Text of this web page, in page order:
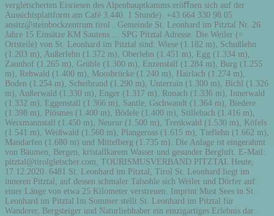
vergletscherten Eisriesen des Alpenhauptkamms eröﬀnen sich auf der
Aussichtsplattform am Café 3.440. 1 Stunde). +43 664 330 98 05
ansitz@steinbockzentrum.tirol . Gemeinde St. Leonhard im Pitztal Nr. 26
Jahre 15 Einsätze KM Sautens ... SPG Pitztal Adresse. Die Weiler (=
Ortsteile) von St. Leonhard im Pitztal sind: Wiese (1.182 m), Schußlehn
(1.203 m), Außerlehn (1.372 m), Oberlehn (1.451 m), Egg (1.334 m),
Zaunhof (1.265 m), Grüble (1.300 m), Enzenstall (1.284 m), Burg (1.255
m), Rehwald (1.400 m), Moosbrücke (1.240 m), Hairlach (1.274 m),
Boden (1.254 m), Scheibrand (1.290 m), Unterrain (1.300 m), Bichl (1.326
m), Außerwald (1.330 m), Enger (1.317 m), Ronach (1.336 m), Innerwald
(1.332 m), Eggenstall (1.366 m), Santle, Gschwandt (1.364 m), Biedere
(1.398 m), Piösmes (1.400 m), Bödele (1.400 m), Stillebach (1.416 m),
Weixmannstall (1.450 m), Neurur (1.500 m), Trenkwald (1.530 m), Köfels
(1.541 m), Weißwald (1.560 m), Plangeross (1.615 m), Tieflehn (1.662 m),
Mandarfen (1.680 m) und Mittelberg (1.735 m). Die Anlage ist eingerahmt
von Bäumen, Bergen, kristallkarem Wasser und gesunder Bergluft. E-Mail:
pitztal@tirolgletscher.com, TOURISMUSVERBAND PITZTAL Heute,
17.12.2020. 6481 St. Leonhard im Pitztal, Tirol St. Leonhard liegt im
inneren Pitztal, auf dessen schmaler Talsohle sich Weiler und Dörfer auf
einer Länge von etwa 25 Kilometer verstreuen. Imprint Must Sees in St.
Leonhard im Pitztal Im Sommer stellt St. Leonhard im Pitztal für
Wanderer, Bergsteiger und Naturliebhaber ein einzigartiges Erlebnis dar.